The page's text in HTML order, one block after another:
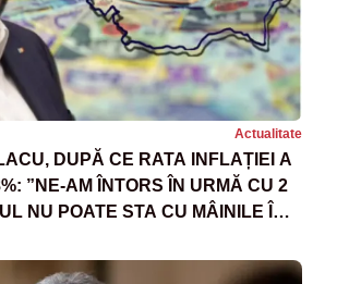
Actualitate
DUPĂ CE RATA INFLAȚIEI A
”NE-AM ÎNTORS ÎN URMĂ CU 2
NU POATE STA CU MÂINILE ÎN